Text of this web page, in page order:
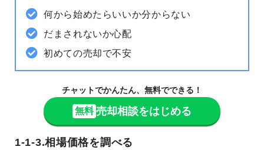
何から始めたらいいか分からない
だまされないか心配
初めての売却で不安
チャットでかんたん、無料でできる！
無料 売却相談をはじめる
1-1-3.相場価格を調べる